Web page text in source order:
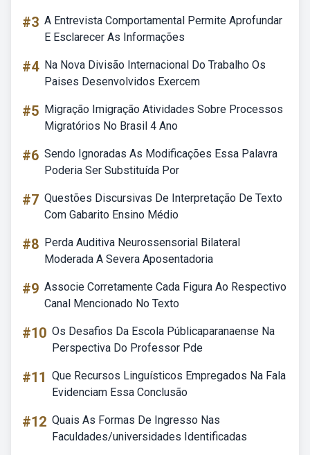
#3 A Entrevista Comportamental Permite Aprofundar
E Esclarecer As Informações
#4 Na Nova Divisão Internacional Do Trabalho Os
Paises Desenvolvidos Exercem
#5 Migração Imigração Atividades Sobre Processos
Migratórios No Brasil 4 Ano
#6 Sendo Ignoradas As Modificações Essa Palavra
Poderia Ser Substituída Por
#7 Questões Discursivas De Interpretação De Texto
Com Gabarito Ensino Médio
#8 Perda Auditiva Neurossensorial Bilateral
Moderada A Severa Aposentadoria
#9 Associe Corretamente Cada Figura Ao Respectivo
Canal Mencionado No Texto
#10 Os Desafios Da Escola Públicaparanaense Na
Perspectiva Do Professor Pde
#11 Que Recursos Linguísticos Empregados Na Fala
Evidenciam Essa Conclusão
#12 Quais As Formas De Ingresso Nas
Faculdades/universidades Identificadas